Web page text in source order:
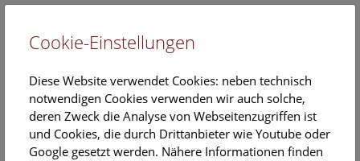
EN
Cookie-Einstellungen
Diese Website verwendet Cookies: neben technisch
notwendigen Cookies verwenden wir auch solche,
deren Zweck die Analyse von Webseitenzugriffen ist
und Cookies, die durch Drittanbieter wie Youtube oder
Google gesetzt werden. Nähere Informationen finden